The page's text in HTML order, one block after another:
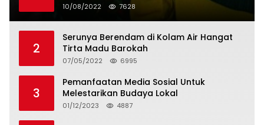
Penangguhan Tagihan dan Hapus Bunga
10/08/2022 7628
2
Serunya Berendam di Kolam Air Hangat
Tirta Madu Barokah
07/05/2022 6995
3
Pemanfaatan Media Sosial Untuk
Melestarikan Budaya Lokal
01/12/2023 4887